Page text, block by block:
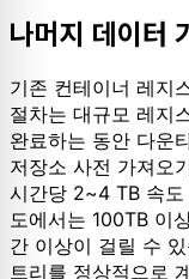
나머지 데이터
기존 컨테이너 레지
절차는 대규모 레지
완료하는 동안 다운
저장소 사전 가져오
시간당 2~4 TB 속도
도에서는 100TB 이
간 이상이 걸릴 수
트리를 정상적으로